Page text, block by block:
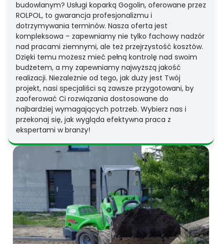
budowlanym? Usługi koparką Gogolin, oferowane przez
ROLPOL, to gwarancja profesjonalizmu i
dotrzymywania terminów. Nasza oferta jest
kompleksowa – zapewniamy nie tylko fachowy nadzór
nad pracami ziemnymi, ale też przejrzystość kosztów.
Dzięki temu możesz mieć pełną kontrolę nad swoim
budżetem, a my zapewniamy najwyższą jakość
realizacji. Niezależnie od tego, jak duży jest Twój
projekt, nasi specjaliści są zawsze przygotowani, by
zaoferować Ci rozwiązania dostosowane do
najbardziej wymagających potrzeb. Wybierz nas i
przekonaj się, jak wygląda efektywna praca z
ekspertami w branży!